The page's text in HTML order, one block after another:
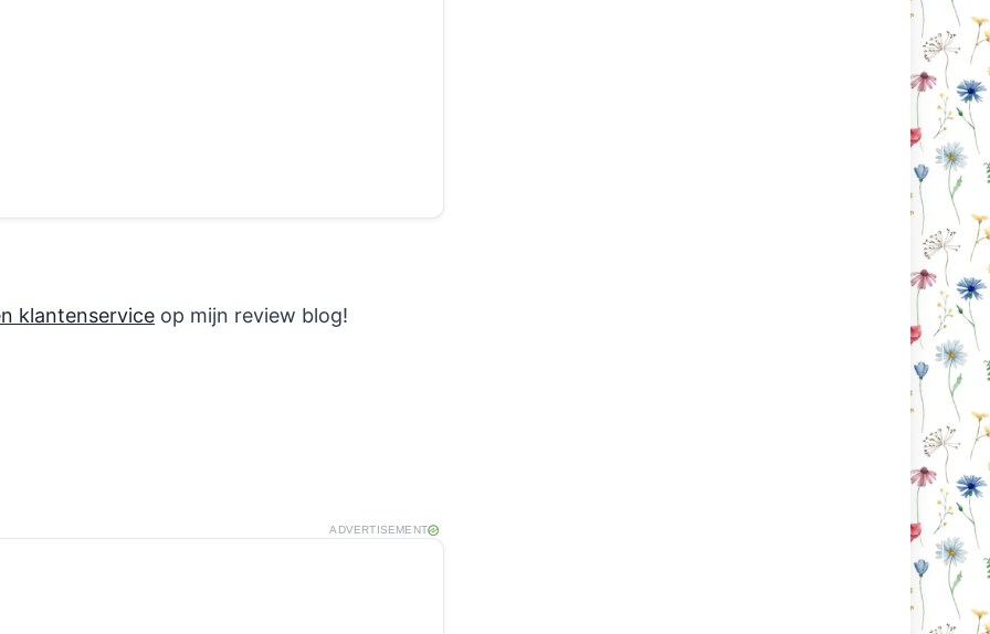
klantenservice op mijn review blog!
ADVERTISEMENT